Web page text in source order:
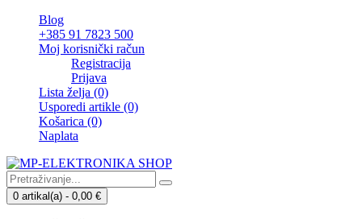
Blog
+385 91 7823 500
Moj korisnički račun
Registracija
Prijava
Lista želja (0)
Usporedi artikle (0)
Košarica (0)
Naplata
0 artikal(a) - 0,00 €